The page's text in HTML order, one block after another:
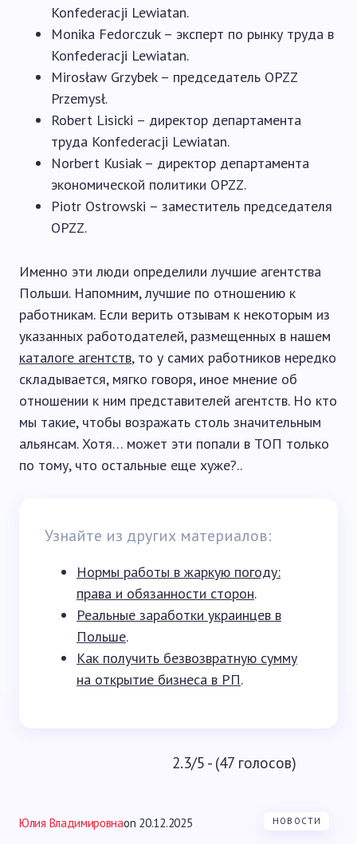
Konfederacji Lewiatan.
Monika Fedorczuk – эксперт по рынку труда в
Konfederacji Lewiatan.
Mirosław Grzybek – председатель OPZZ
Przemysł.
Robert Lisicki – директор департамента
труда Konfederacji Lewiatan.
Norbert Kusiak – директор департамента
экономической политики OPZZ.
Piotr Ostrowski – заместитель председателя
OPZZ.
Именно эти люди определили лучшие агентства
Польши. Напомним, лучшие по отношению к
работникам. Если верить отзывам к некоторым из
указанных работодателей, размещенных в нашем
каталоге агентств, то у самих работников нередко
складывается, мягко говоря, иное мнение об
отношении к ним представителей агентств. Но кто
мы такие, чтобы возражать столь значительным
альянсам. Хотя… может эти попали в ТОП только
по тому, что остальные еще хуже?..
Узнайте из других материалов:
Нормы работы в жаркую погоду:
права и обязанности сторон.
Реальные заработки украинцев в
Польше.
Как получить безвозвратную сумму
на открытие бизнеса в РП.
2.3/5 - (47 голосов)
Юлия Владимировнаon 20.12.2025 НОВОСТИ